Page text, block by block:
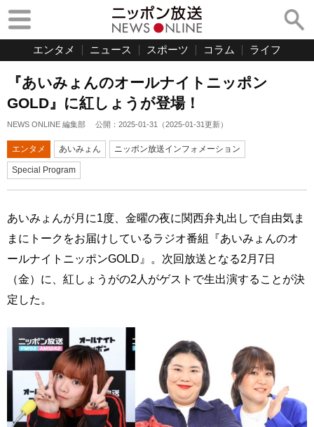
エンタメ ニュース スポーツ コラム ライフ
『あいみょんのオールナイトニッポン
GOLD』に紅しょうが登場！
NEWS ONLINE 編集部 公開： 2025-01-31 （2025-01-31更新）
エンタメ あいみょん ニッポン放送インフォメーション
Special Program
あいみょんが月に1度、金曜の夜に関西弁丸出しで自由気ま
まにトークをお届けしているラジオ番組『あいみょんのオ
ールナイトニッポンGOLD』。次回放送となる2月7日
（金）に、紅しょうがの2人がゲストで生出演することが決
定した。